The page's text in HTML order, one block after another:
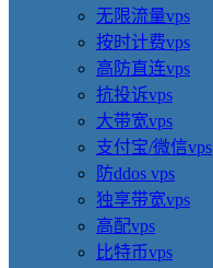
无限流量vps
按时计费vps
高防直连vps
抗投诉vps
大带宽vps
支付宝/微信vps
防ddos vps
独享带宽vps
高配vps
比特币vps